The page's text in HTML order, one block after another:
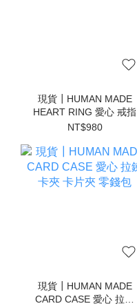
現貨┃HUMAN MADE
HEART RING 愛心 戒指
NT$980
現貨┃HUMAN MADE
CARD CASE 愛心 拉鍊